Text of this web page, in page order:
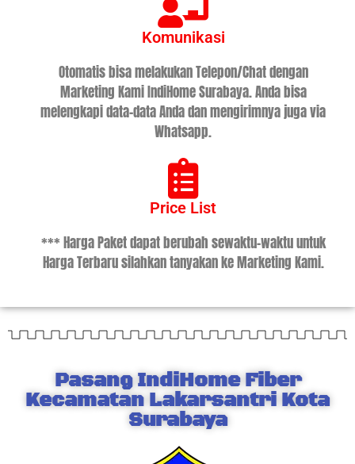
Komunikasi
Otomatis bisa melakukan Telepon/Chat dengan
Marketing Kami IndiHome Surabaya. Anda bisa
melengkapi data-data Anda dan mengirimnya juga via
Whatsapp.
Price List
*** Harga Paket dapat berubah sewaktu-waktu untuk
Harga Terbaru silahkan tanyakan ke Marketing Kami.
Pasang IndiHome Fiber
Kecamatan Lakarsantri Kota
Surabaya